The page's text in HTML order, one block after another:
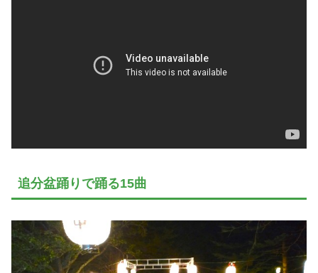
追分盆踊りで踊る15曲